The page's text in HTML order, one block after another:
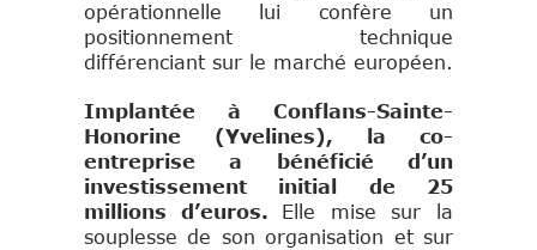
opérationnelle lui confère un
positionnement technique
différenciant sur le marché européen.
Implantée à Conflans-Sainte-
Honorine (Yvelines), la co-
entreprise a bénéficié d’un
investissement initial de 25
millions d’euros.
Elle mise sur la
souplesse de son organisation et sur